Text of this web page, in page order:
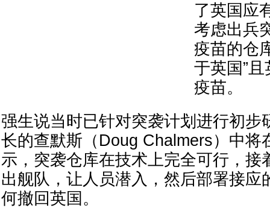
了英国应
考虑出兵
疫苗的仓
于英国”
疫苗。
强生说当时已针对突袭计划进行初步
长的查默斯（Doug Chalmers）中将
示，突袭仓库在技术上完全可行，接
出舰队，让人员潜入，然后部署接应
何撤回英国。